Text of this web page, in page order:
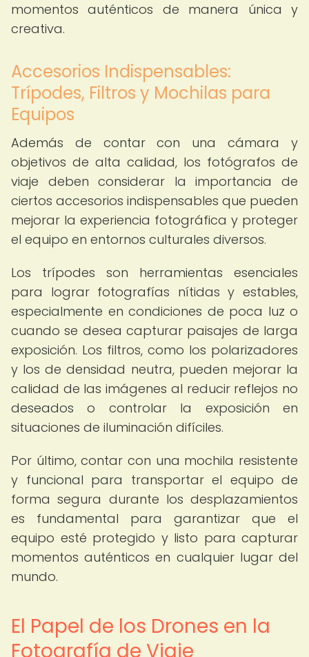
momentos auténticos de manera única y
creativa.
Accesorios Indispensables:
Trípodes, Filtros y Mochilas para
Equipos
Además de contar con una cámara y
objetivos de alta calidad, los fotógrafos de
viaje deben considerar la importancia de
ciertos accesorios indispensables que pueden
mejorar la experiencia fotográfica y proteger
el equipo en entornos culturales diversos.
Los trípodes son herramientas esenciales
para lograr fotografías nítidas y estables,
especialmente en condiciones de poca luz o
cuando se desea capturar paisajes de larga
exposición. Los filtros, como los polarizadores
y los de densidad neutra, pueden mejorar la
calidad de las imágenes al reducir reflejos no
deseados o controlar la exposición en
situaciones de iluminación difíciles.
Por último, contar con una mochila resistente
y funcional para transportar el equipo de
forma segura durante los desplazamientos
es fundamental para garantizar que el
equipo esté protegido y listo para capturar
momentos auténticos en cualquier lugar del
mundo.
El Papel de los Drones en la
Fotografía de Viaje